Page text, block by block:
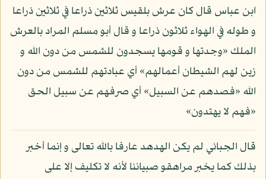
ابن عباس قال كان عرش بلقيس ثلاثين ذراعا في ثلاثين ذراعا
و طوله في الهواء ثلاثون ذراعا و قال أبو مسلم المراد بالعرش
الملك «وجدتها و قومها يسجدون للشمس من دون الله و
زين لهم الشيطان أعمالهم» أي عبادتهم للشمس من دون
الله «فصدهم عن السبيل» أي صرفهم عن سبيل الحق
«فهم لا يهتدون»
قال الجبائي لم يكن الهدهد عارفا بالله تعالى و إنما أخبر
بذلك كما يخبر مراهقو صبياننا لأنه لا تكليف إلا على